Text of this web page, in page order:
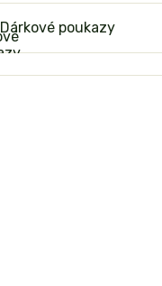
Dárkové poukazy